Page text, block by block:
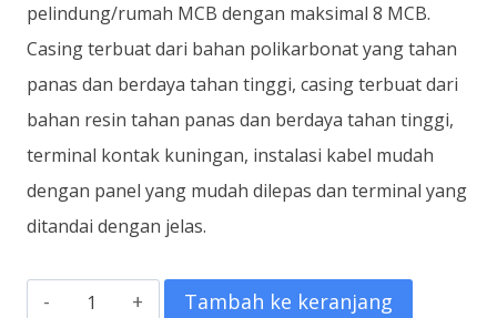
pelindung/rumah MCB dengan maksimal 8 MCB.
Casing terbuat dari bahan polikarbonat yang tahan
panas dan berdaya tahan tinggi, casing terbuat dari
bahan resin tahan panas dan berdaya tahan tinggi,
terminal kontak kuningan, instalasi kabel mudah
dengan panel yang mudah dilepas dan terminal yang
ditandai dengan jelas.
Kuantitas
Tambah ke keranjang